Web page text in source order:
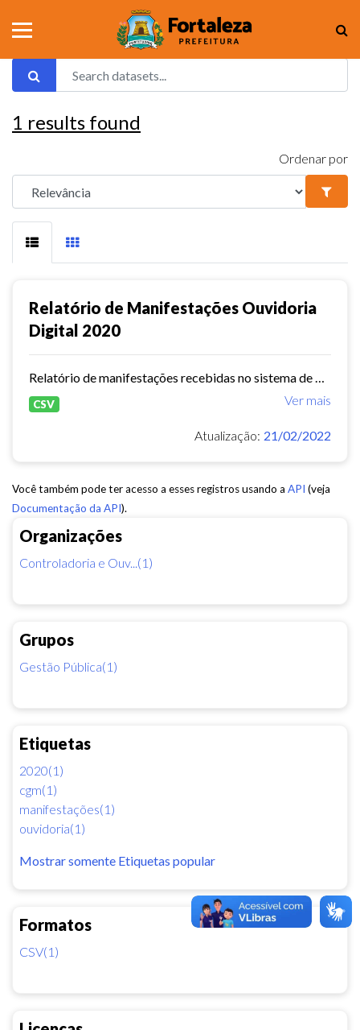
Organizações
Controladoria e Ouv...(1)
Grupos
Gestão Pública(1)
Etiquetas
2020(1)
cgm(1)
manifestações(1)
ouvidoria(1)
Mostrar somente Etiquetas popular
Formatos
CSV(1)
1 results found
Ordenar por
Relatório de Manifestações Ouvidoria
Digital 2020
Ver mais
CSV
Atualização: 21/02/2022
Você também pode ter acesso a esses registros usando a API (veja
Documentação da API).